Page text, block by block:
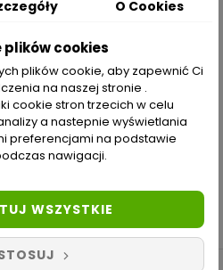
O Cookies
cookies
plików cookie, aby zapewnić Ci
na naszej stronie .
cookie stron trzecich w celu
a nastepnie wyświetlania
preferencjami na podstawie
nawigacji.
WSZYSTKIE